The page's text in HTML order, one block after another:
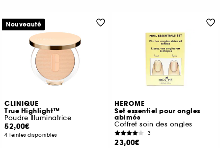
CLINIQUE
True Highlight™
Poudre Illuminatrice
52,00€
4 teintes disponibles
Nouveauté
HEROME
Set essentiel pour ongles
abimés
Coffret soin des ongles
3
23,00€